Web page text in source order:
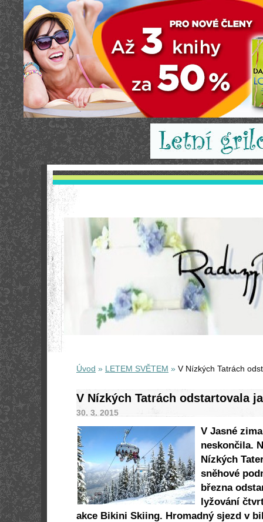
Úvod » LETEM SVĚTEM » V Nízkých Tatrách
V Nízkých Tatrách odstartovala
30. 3. 2015
V Jasné
neskončila.
Nízkých
sněhové
března
lyžování
akce Bikini Skiing. Hromadný sjezd v